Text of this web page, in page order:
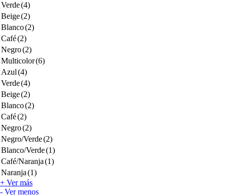
Verde(4)
Beige(2)
Blanco(2)
Café(2)
Negro(2)
Multicolor(6)
Azul(4)
Verde(4)
Beige(2)
Blanco(2)
Café(2)
Negro(2)
Negro/Verde(2)
Blanco/Verde(1)
Café/Naranja(1)
Naranja(1)
+ Ver más
- Ver menos